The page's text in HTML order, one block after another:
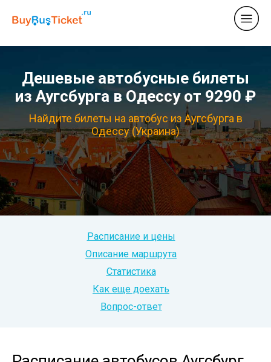
Дешевые автобусные билеты
из Аугсбурга в Одессу от 9290 ₽
Найдите билеты на автобус из Аугсбурга в
Одессу (Украина)
Расписание и цены
Описание маршрута
Статистика
Как еще доехать
Вопрос-ответ